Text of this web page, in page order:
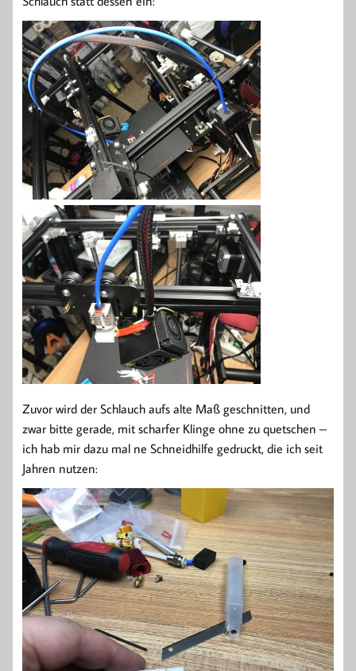
Zuvor wird der Schlauch aufs alte Maß geschnitten, und
zwar bitte gerade, mit scharfer Klinge ohne zu quetschen –
ich hab mir dazu mal ne Schneidhilfe gedruckt, die ich seit
Jahren nutzen: